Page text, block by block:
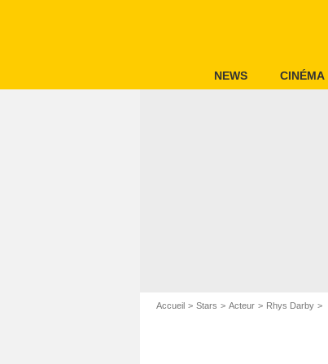
NEWS CINÉMA
Accueil Stars Acteur Rhys Darby